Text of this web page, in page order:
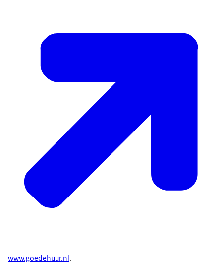
www.goedehuur.nl.